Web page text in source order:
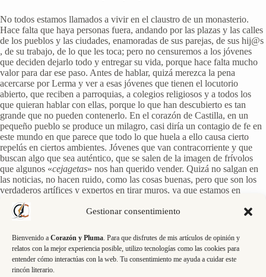
Gestionar consentimiento
Bienvenido a Corazón y Pluma. Para que disfrutes de mis artículos de opinión y
relatos con la mejor experiencia posible, utilizo tecnologías como las cookies para
entender cómo interactúas con la web. Tu consentimiento me ayuda a cuidar este
rincón literario.
No todos estamos llamados a vivir en el claustro de un monasterio.
Hace falta que haya personas fuera, andando por las plazas y las calles
de los pueblos y las ciudades, enamoradas de sus parejas, de sus hij@s
, de su trabajo, de lo que les toca; pero no censuremos a los jóvenes
que deciden dejarlo todo y entregar su vida, porque hace falta mucho
valor para dar ese paso. Antes de hablar, quizá merezca la pena
acercarse por Lerma y ver a esas jóvenes que tienen el locutorio
abierto, que reciben a parroquias, a colegios religiosos y a todos los
que quieran hablar con ellas, porque lo que han descubierto es tan
grande que no pueden contenerlo. En el corazón de Castilla, en un
pequeño pueblo se produce un milagro, casi diría un contagio de fe en
este mundo en que parece que todo lo que huela a ello causa cierto
repelús en ciertos ambientes. Jóvenes que van contracorriente y que
buscan algo que sea auténtico, que se salen de la imagen de frívolos
que algunos «cejagetas» nos han querido vender. Quizá no salgan en
las noticias, no hacen ruido, como las cosas buenas, pero que son los
verdaderos artífices y expertos en tirar muros, ya que estamos en
celebraciones de caídas de muros infames.
una clausura? Hace años, cuando estudiaba periodismo, tuve la
oportunidad de entrevistar a una maestra de novicias para un reportaje,
y puedo asegurar que las horas que estuve en ese locutorio fueron las
más enriquecedoras de toda la carrera. Sí, claro que se puede vivir en